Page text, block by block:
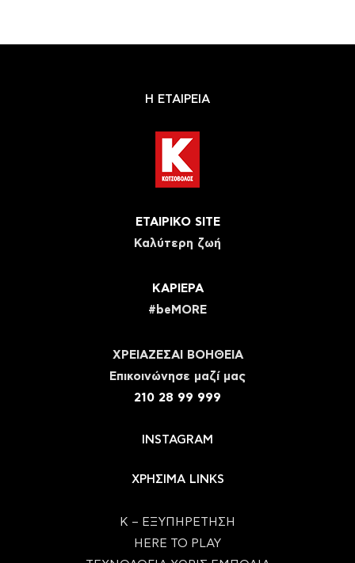
Η ΕΤΑΙΡΕΙΑ
ΕΤΑΙΡΙΚΟ SITE
Καλύτερη ζωή
ΚΑΡΙΕΡΑ
#beMORE
ΧΡΕΙΑΖΕΣΑΙ ΒΟΗΘΕΙΑ
Eπικοινώνησε μαζί μας
210 28 99 999
INSTAGRAM
ΧΡΗΣΙΜΑ LINKS
Κ – ΕΞΥΠΗΡΕΤΗΣΗ
HERE TO PLAY